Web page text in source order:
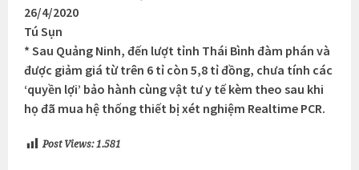
26/4/2020
Tú Sụn
* Sau Quảng Ninh, đến lượt tỉnh Thái Bình đàm phán và
được giảm giá từ trên 6 tỉ còn 5,8 tỉ đồng, chưa tính các
‘quyền lợi’ bảo hành cùng vật tư y tế kèm theo sau khi
họ đã mua hệ thống thiết bị xét nghiệm Realtime PCR.
Post Views: 1.581